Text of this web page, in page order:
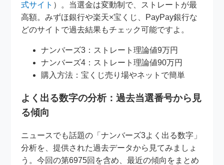
式サイト ）。当選金は変動制で、ストレートが最
高額。みずほ銀行や楽天×宝くじ、PayPay銀行な
どのサイトで過去結果もチェック可能ですよ。
ナンバーズ3：ストレート理論値9万円
ナンバーズ4：ストレート理論値90万円
購入方法：宝くじ売り場やネットで簡単
よく出る数字の分析：過去当選番号から見
る傾向
ニュースでも話題の「ナンバーズ3よく出る数字」
分析を、提供された過去データから見てみましょ
う。今回の第6975回を含め、最近の傾向をまとめ